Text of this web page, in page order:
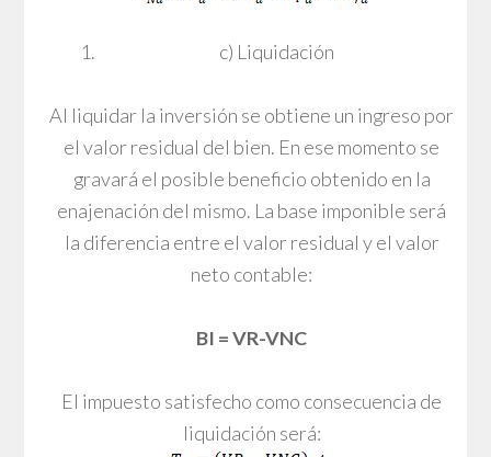
c) Liquidación
Al liquidar la inversión se obtiene un ingreso por
el valor residual del bien. En ese momento se
gravará el posible beneficio obtenido en la
enajenación del mismo. La base imponible será
la diferencia entre el valor residual y el valor
neto contable:
BI = VR-VNC
El impuesto satisfecho como consecuencia de
liquidación será: